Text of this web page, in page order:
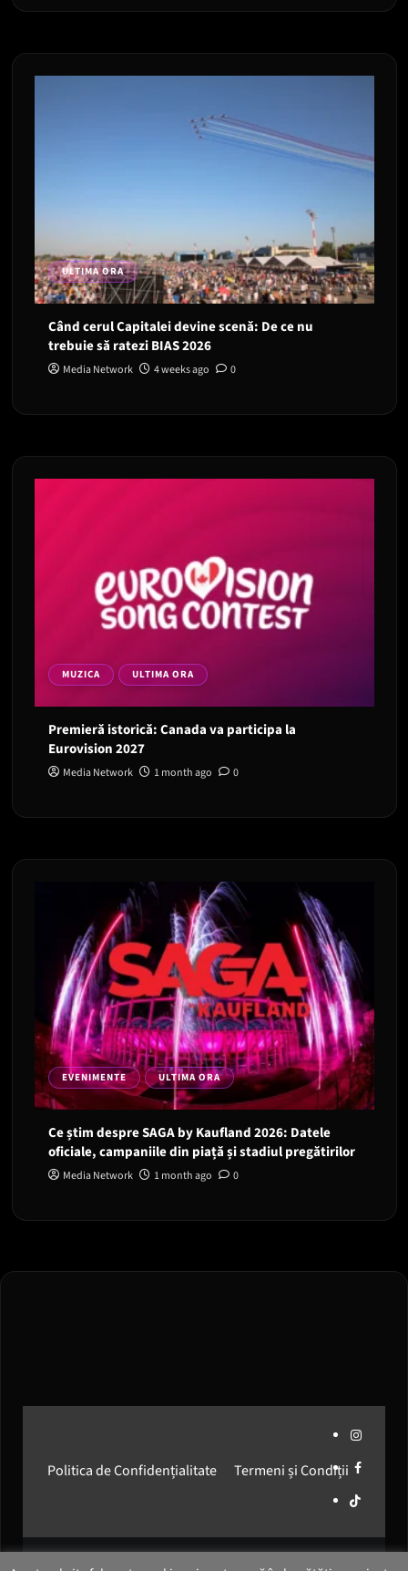
ULTIMA ORA
Când cerul Capitalei devine scenă: De ce nu
trebuie să ratezi BIAS 2026
Media Network 4 weeks ago 0
MUZICA ULTIMA ORA
Premieră istorică: Canada va participa la
Eurovision 2027
Media Network 1 month ago 0
EVENIMENTE ULTIMA ORA
Ce știm despre SAGA by Kaufland 2026: Datele
oficiale, campaniile din piață și stadiul pregătirilor
Media Network 1 month ago 0
Politica de Confidențialitate Termeni și Condiții
Instagram
Facebook
Media
© 2026 Media Network Romania . All rights reserved.